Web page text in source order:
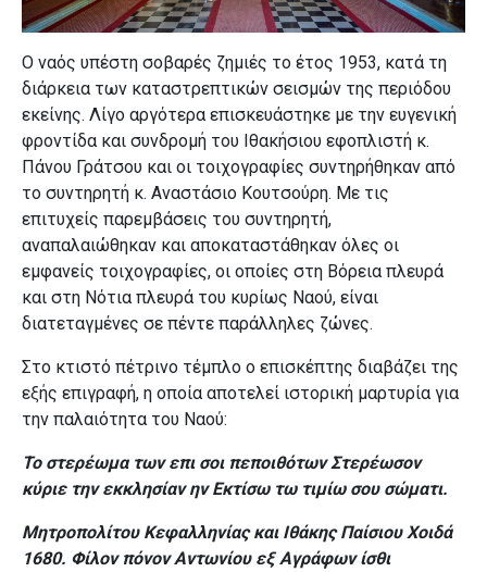
Ο ναός υπέστη σοβαρές ζημιές το έτος 1953, κατά τη
διάρκεια των καταστρεπτικών σεισμών της περιόδου
εκείνης. Λίγο αργότερα επισκευάστηκε με την ευγενική
φροντίδα και συνδρομή του Ιθακήσιου εφοπλιστή κ.
Πάνου Γράτσου και οι τοιχογραφίες συντηρήθηκαν από
το συντηρητή κ. Αναστάσιο Κουτσούρη. Με τις
επιτυχείς παρεμβάσεις του συντηρητή,
αναπαλαιώθηκαν και αποκαταστάθηκαν όλες οι
εμφανείς τοιχογραφίες, οι οποίες στη Βόρεια πλευρά
και στη Νότια πλευρά του κυρίως Ναού, είναι
διατεταγμένες σε πέντε παράλληλες ζώνες.
Στο κτιστό πέτρινο τέμπλο ο επισκέπτης διαβάζει της
εξής επιγραφή, η οποία αποτελεί ιστορική μαρτυρία για
την παλαιότητα του Ναού:
Το στερέωμα των επι σοι πεποιθότωνΣτερέωσον
κύριε την εκκλησίαν ηνΕκτίσω τω τιμίω σου σώματι.
Μητροπολίτου Κεφαλληνίας και ΙθάκηςΠαίσιου Χοιδά
1680. Φίλον πόνον Αντωνίου εξ Αγράφων ίσθι